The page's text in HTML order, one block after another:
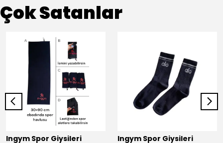
Çok Satanlar
Ingym Spor Giysileri Ingym Spor Giysileri